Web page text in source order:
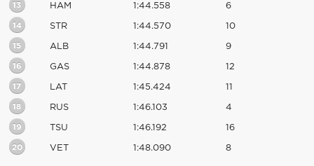
13 HAM 1:44.558 6
14 STR 1:44.570 10
15 ALB 1:44.791 9
16 GAS 1:44.878 12
17 LAT 1:45.424 11
18 RUS 1:46.103 4
19 TSU 1:46.192 16
20 VET 1:48.090 8